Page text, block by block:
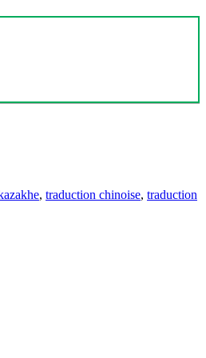
, traduction chinoise, traduction